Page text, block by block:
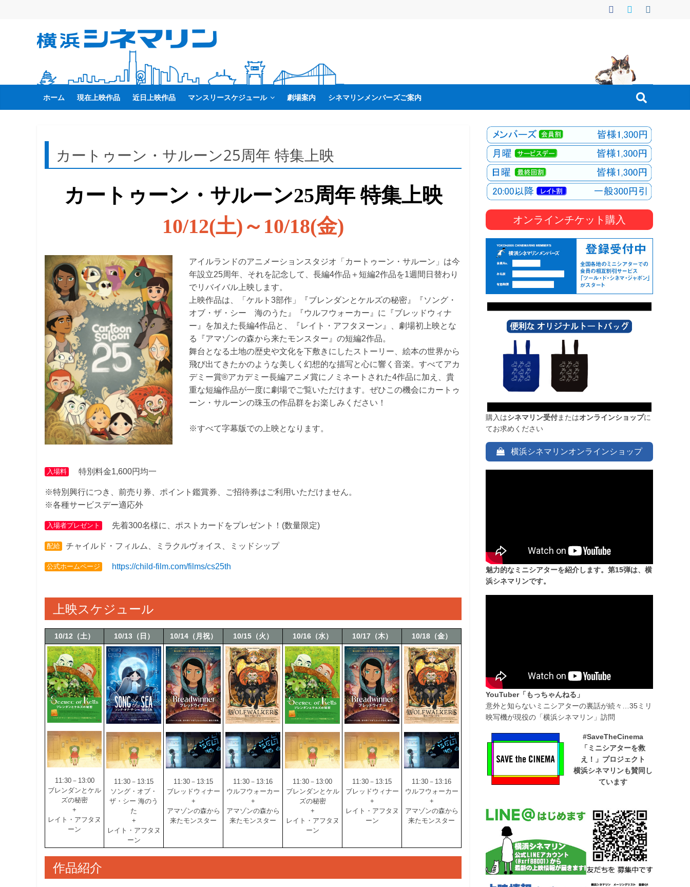
ス
ッ
横
浜
シ
ネ
マ
ホーム 現在上映作品 近日上映作品 マンスリースケジュール 劇場案内 シネマリンメンバーズご案内
カートゥーン・サルーン25周年 特集上映
カートゥーン・サルーン25周年 特集上映
10/12(土)～10/18(金)
アイルランドのアニメーションスタジオ「カートゥーン・サルーン」は今
年設立25周年、それを記念して、長編4作品＋短編2作品を1週間日替わり
でリバイバル上映します。
上映作品は、「ケルト3部作」『ブレンダンとケルズの秘密』『ソング・
オブ・ザ・シー 海のうた』『ウルフウォーカー』に『ブレッドウィナ
ー』を加えた長編4作品と、『レイト・アフタヌーン』、劇場初上映とな
る『アマゾンの森から来たモンスター』の短編2作品。
舞台となる土地の歴史や文化を下敷きにしたストーリー、絵本の世界から
飛び出てきたかのような美しく幻想的な描写と心に響く音楽。すべてアカ
デミー賞®アカデミー長編アニメ賞にノミネートされた4作品に加え、貴
重な短編作品が一度に劇場でご覧いただけます。ぜひこの機会にカートゥ
ーン・サルーンの珠玉の作品群をお楽しみください！
※すべて字幕版での上映となります。
入場料 特別料金1,600円均一
※特別興行につき、前売り券、ポイント鑑賞券、ご招待券はご利用いただけません。
※各種サービスデー適応外
入場者プレゼント 先着300名様に、ポストカードをプレゼント！(数量限定)
配給 チャイルド・フィルム、ミラクルヴォイス、ミッドシップ
公式ホームページ https://child-film.com/films/cs25th
上映スケジュール
10/12（土） 10/13（日） 10/14（月祝） 10/15（火） 10/16（水） 10/17（木） 10/18（金）
11:30－13:00
ブレンダンとケル
ズの秘密
+
レイト・アフタヌ
ーン
11:30－13:15
ソング・オブ・
ザ・シー 海のう
た
+
レイト・アフタヌ
ーン
11:30－13:15
ブレッドウィナー
+
アマゾンの森から
来たモンスター
11:30－13:16
ウルフウォーカー
+
アマゾンの森から
来たモンスター
11:30－13:00
ブレンダンとケル
ズの秘密
+
レイト・アフタヌ
ーン
11:30－13:15
ブレッドウィナー
+
レイト・アフタヌ
ーン
11:30－13:16
ウルフウォーカー
+
アマゾンの森から
来たモンスター
作品紹介
オンラインチケット購入
購入はシネマリン受付またはオンラインショップに
てお求めください
横浜シネマリンオンラインショップ
魅力的なミニシアターを紹介します。第15弾は、横
浜シネマリンです。
YouTuber「もっちゃんねる」
意外と知らないミニシアターの裏話が続々…35ミリ
映写機が現役の「横浜シネマリン」訪問
#SaveTheCinema
「ミニシアターを救
え！」プロジェクト
横浜シネマリンも賛同し
ています